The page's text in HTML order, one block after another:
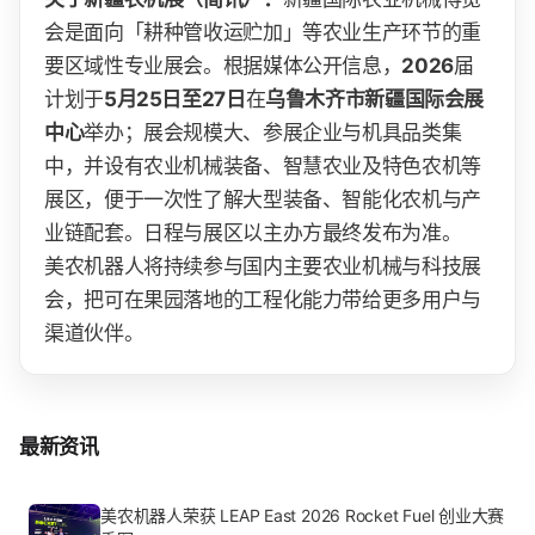
会是面向「耕种管收运贮加」等农业生产环节的重
要区域性专业展会。根据媒体公开信息， 2026届
计划于5月25日至27日 在乌鲁木齐市新疆国际会展
中心举办；展会规模大、参展企业与机具品类集
中，并设有农业机械装备、智慧农业及特色农机等
展区，便于一次性了解大型装备、智能化农机与产
业链配套。日程与展区以主办方最终发布为准。
美农机器人将持续参与国内主要农业机械与科技展
会，把可在果园落地的工程化能力带给更多用户与
渠道伙伴。
最新资讯
美农机器人荣获 LEAP East 2026 Rocket Fuel 创业大赛